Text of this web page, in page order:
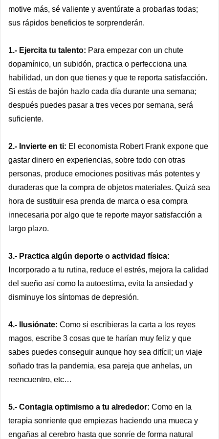
motive más, sé valiente y aventúrate a probarlas todas;
sus rápidos beneficios te sorprenderán.
1.- Ejercita tu talento: Para empezar con un chute
dopamínico, un subidón, practica o perfecciona una
habilidad, un don que tienes y que te reporta satisfacción.
Si estás de bajón hazlo cada día durante una semana;
después puedes pasar a tres veces por semana, será
suficiente.
2.- Invierte en ti: El economista Robert Frank expone que
gastar dinero en experiencias, sobre todo con otras
personas, produce emociones positivas más potentes y
duraderas que la compra de objetos materiales. Quizá sea
hora de sustituir esa prenda de marca o esa compra
innecesaria por algo que te reporte mayor satisfacción a
largo plazo.
3.- Practica algún deporte o actividad física:
Incorporado a tu rutina, reduce el estrés, mejora la calidad
del sueño así como la autoestima, evita la ansiedad y
disminuye los síntomas de depresión.
4.- Ilusiónate: Como si escribieras la carta a los reyes
magos, escribe 3 cosas que te harían muy feliz y que
sabes puedes conseguir aunque hoy sea difícil; un viaje
soñado tras la pandemia, esa pareja que anhelas, un
reencuentro, etc…
5.- Contagia optimismo a tu alrededor: Como en la
terapia sonriente que empiezas haciendo una mueca y
engañas al cerebro hasta que sonríe de forma natural